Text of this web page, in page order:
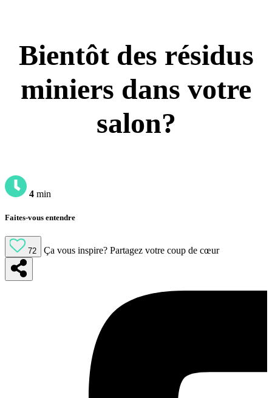
Bientôt des résidus
miniers dans votre
salon?
4 min
Faites-vous entendre
72 Ça vous inspire? Partagez votre coup de cœur